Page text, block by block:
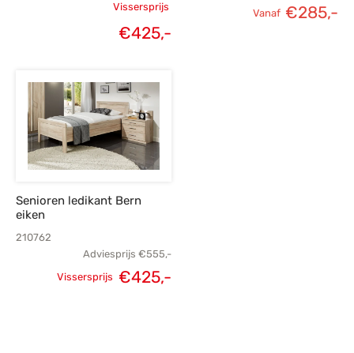
Oorspronkelijke
Vissersprijs
€425,-
Vanaf €285,-
Senioren ledikant Bern
eiken
210762
Adviesprijs €555,-
Vissersprijs €425,-